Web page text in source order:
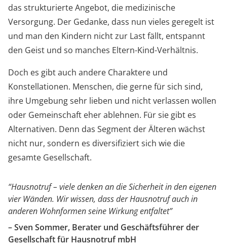
das strukturierte Angebot, die medizinische
Versorgung. Der Gedanke, dass nun vieles geregelt ist
und man den Kindern nicht zur Last fällt, entspannt
den Geist und so manches Eltern-Kind-Verhältnis.
Doch es gibt auch andere Charaktere und
Konstellationen. Menschen, die gerne für sich sind,
ihre Umgebung sehr lieben und nicht verlassen wollen
oder Gemeinschaft eher ablehnen. Für sie gibt es
Alternativen. Denn das Segment der Älteren wächst
nicht nur, sondern es diversifiziert sich wie die
gesamte Gesellschaft.
“Hausnotruf – viele denken an die Sicherheit in den eigenen
vier Wänden. Wir wissen, dass der Hausnotruf auch in
anderen Wohnformen seine Wirkung entfaltet”
– Sven Sommer, Berater und Geschäftsführer der
Gesellschaft für Hausnotruf mbH